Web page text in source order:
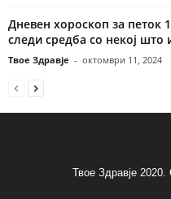
Дневен хороскоп за петок
следи средба со некој што
Твое Здравје - октомври 11, 2024
Твое Здравје 2020.